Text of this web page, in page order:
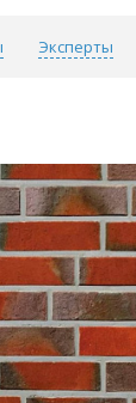
Эксперты